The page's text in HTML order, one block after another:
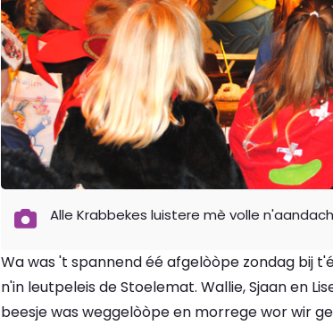
Alle Krabbekes luistere mè volle
Wa was 't spannend éé afgelòòpe zondag bij
n'in leutpeleis de Stoelemat. Wallie, Sjaan en
beesje was weggelòòpe en morrege wor wir